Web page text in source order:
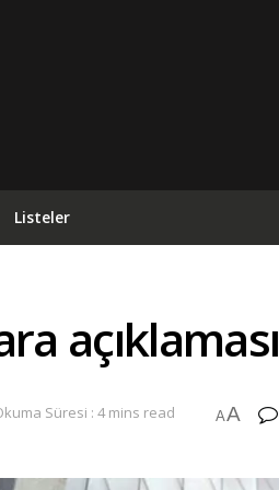
Listeler
açıklaması
Süresi : 4 mins read AA